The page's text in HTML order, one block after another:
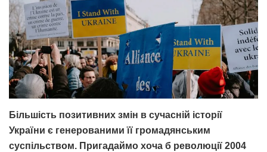
Більшість позитивних змін в сучасній історії
України є генерованими її громадянським
суспільством. Пригадаймо хоча б революції 2004